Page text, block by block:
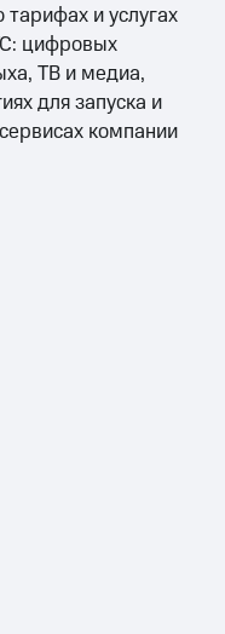
и услугах
цифровых
ТВ и медиа,
для запуска и
компании